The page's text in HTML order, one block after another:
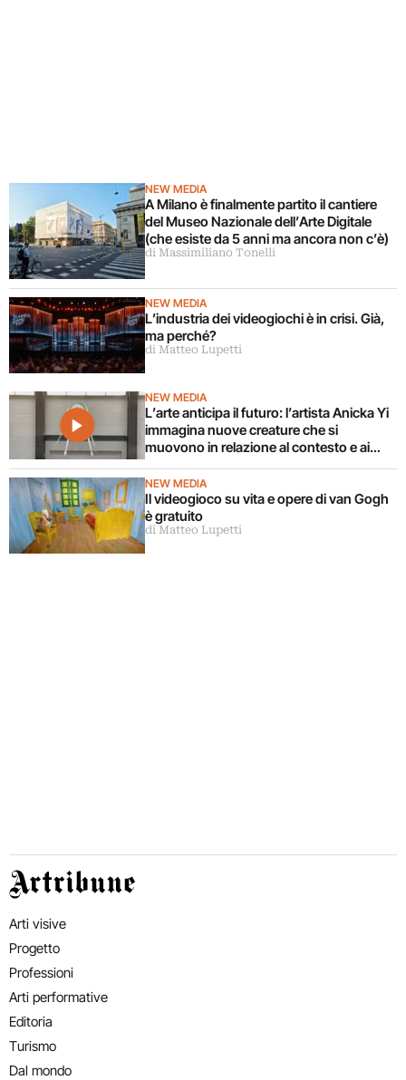
NEW MEDIA
A Milano è finalmente partito il cantiere
del Museo Nazionale dell’Arte Digitale
(che esiste da 5 anni ma ancora non c’è)
di Massimiliano Tonelli
NEW MEDIA
L’industria dei videogiochi è in crisi. Già,
ma perché?
di Matteo Lupetti
NEW MEDIA
L’arte anticipa il futuro: l’artista Anicka Yi
immagina nuove creature che si
muovono in relazione al contesto e ai
NEW MEDIA
Il videogioco su vita e opere di van Gogh
è gratuito
di Matteo Lupetti
Artribune
Arti visive
Progetto
Professioni
Arti performative
Editoria
Turismo
Dal mondo